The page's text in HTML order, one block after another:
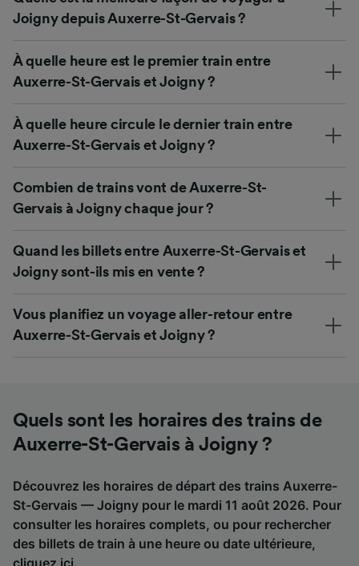
Joigny depuis Auxerre-St-Gervais ?
À quelle heure est le premier train entre
Auxerre-St-Gervais et Joigny ?
À quelle heure circule le dernier train entre
Auxerre-St-Gervais et Joigny ?
Combien de trains vont de Auxerre-St-
Gervais à Joigny chaque jour ?
Quand les billets entre Auxerre-St-Gervais et
Joigny sont-ils mis en vente ?
Vous planifiez un voyage aller-retour entre
Auxerre-St-Gervais et Joigny ?
Quels sont les horaires des trains de
Auxerre-St-Gervais à Joigny ?
Découvrez les horaires de départ des trains Auxerre-
St-Gervais — Joigny pour le mardi 11 août 2026. Pour
consulter les horaires complets, ou pour rechercher
des billets de train à une heure ou date ultérieure,
cliquez ici.